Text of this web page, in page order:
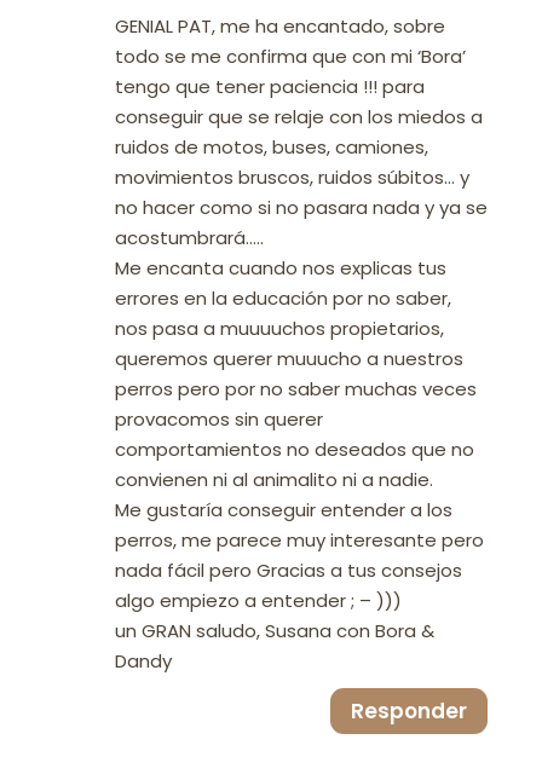
GENIAL PAT, me ha encantado, sobre
todo se me confirma que con mi ‘Bora’
tengo que tener paciencia !!! para
conseguir que se relaje con los miedos a
ruidos de motos, buses, camiones,
movimientos bruscos, ruidos súbitos… y
no hacer como si no pasara nada y ya se
acostumbrará…..
Me encanta cuando nos explicas tus
errores en la educación por no saber,
nos pasa a muuuuchos propietarios,
queremos querer muuucho a nuestros
perros pero por no saber muchas veces
provacomos sin querer
comportamientos no deseados que no
convienen ni al animalito ni a nadie.
Me gustaría conseguir entender a los
perros, me parece muy interesante pero
nada fácil pero Gracias a tus consejos
algo empiezo a entender ; – )))
un GRAN saludo, Susana con Bora &
Dandy
Responder